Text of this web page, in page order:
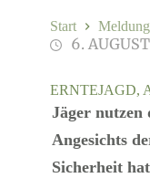
ERNTEJAGD,
Jäger nutzen
Angesichts
Sicherheit
6.
Start